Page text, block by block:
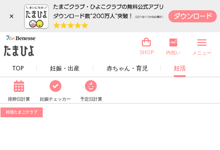
×
TOP 妊娠・出産 赤ちゃん・育児 妊活
SHOP 内祝い メニュー
排卵日計算 妊娠チェッカー 予定日計算
妊活たまごクラブ